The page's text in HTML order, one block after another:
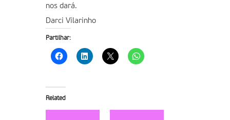
nos dará.
Darci Vilarinho
Partilhar:
Related